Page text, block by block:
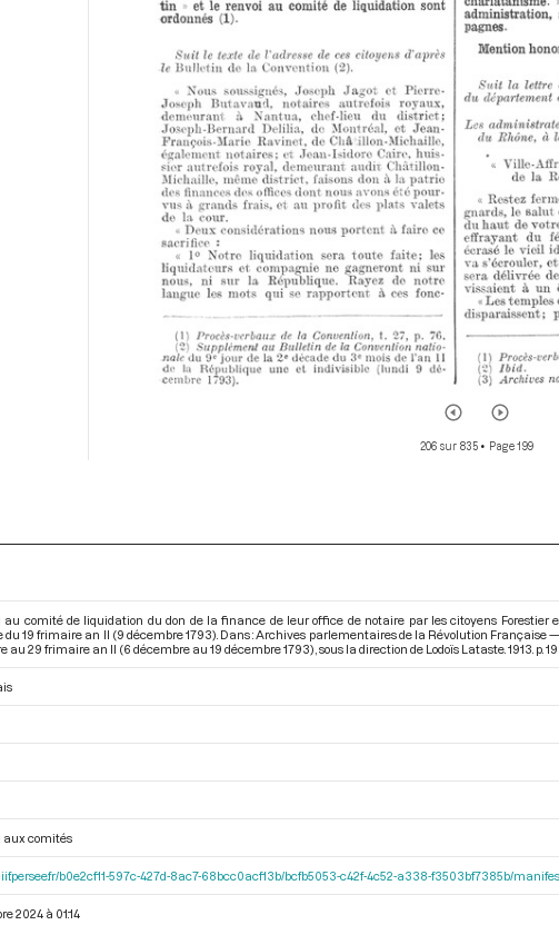
206 sur 835• Page 199
au comité de liquidation du don de la finance de leur office de notaire par les citoyens Forestier
du 19 frimaire an II (9 décembre 1793). Dans : Archives parlementaires de la Révolution Française —
au 29 frimaire an II (6 décembre au 19 décembre 1793) , sous la direction de Lodoïs Lataste. 1913. p.
aux comités
b0e2cf11-597c-427d-8ac7-68bcc0acf13b/bcfb5053-c42f-4c52-a338-f3503bf7385b/
2024 à 01:14